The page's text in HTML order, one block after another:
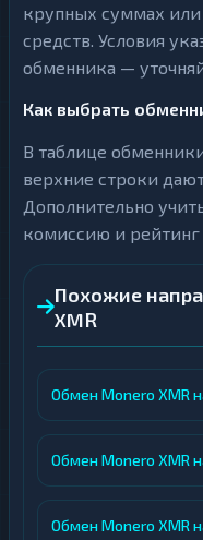
крупных суммах или
средств. Условия
обменника —
Как выбрать
В таблице
верхние строки
Дополнительно
комиссию и рейтинг
Похожие
XMR
Обмен Monero XMR
Обмен Monero XMR
Обмен Monero XMR